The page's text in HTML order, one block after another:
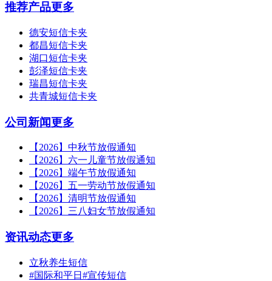
推荐产品更多
德安短信卡夹
都昌短信卡夹
湖口短信卡夹
彭泽短信卡夹
瑞昌短信卡夹
共青城短信卡夹
公司新闻更多
【2026】中秋节放假通知
【2026】六一儿童节放假通知
【2026】端午节放假通知
【2026】五一劳动节放假通知
【2026】清明节放假通知
【2026】三八妇女节放假通知
资讯动态更多
立秋养生短信
#国际和平日#宣传短信